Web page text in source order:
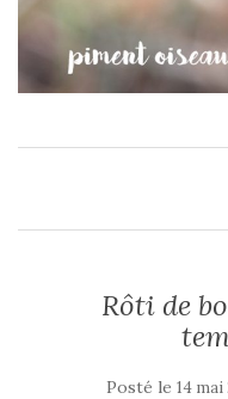
Rôti de
Posté le 14 mai